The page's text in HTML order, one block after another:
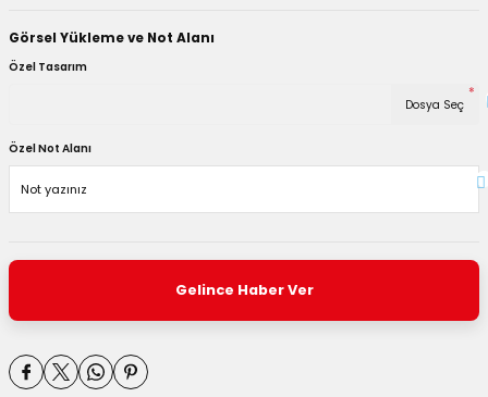
Görsel Yükleme ve Not Alanı
Özel Tasarım
Dosya Seç
*
Özel Not Alanı
Gelince Haber Ver